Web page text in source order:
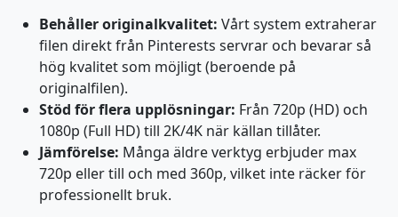
Behåller originalkvalitet: Vårt system extraherar
filen direkt från Pinterests servrar och bevarar så
hög kvalitet som möjligt (beroende på
originalfilen).
Stöd för flera upplösningar: Från 720p (HD) och
1080p (Full HD) till 2K/4K när källan tillåter.
Jämförelse: Många äldre verktyg erbjuder max
720p eller till och med 360p, vilket inte räcker för
professionellt bruk.